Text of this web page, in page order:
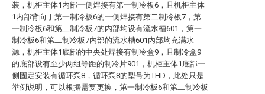
装，机柜主体1内部一侧焊接有第一制冷板6，且机柜主体
1内部背向于第一制冷板6的一侧焊接有第二制冷板7，第
一制冷板6和第二制冷板7的内部均设有流水槽601，第一
制冷板6和第二制冷板7内部的流水槽601内部均充满水
源，机柜主体1底部的中央处焊接有制冷盒9，且制冷盒9
的底部设有至少两组等距的制冷片901，机柜主体1底部一
侧固定安装有循环泵8，循环泵8的型号为THD，此处只是
举例说明，可以根据需要更换，第一制冷板6和第二制冷板